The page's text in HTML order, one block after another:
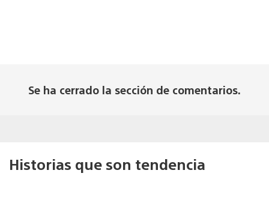
Se ha cerrado la sección de comentarios.
Historias que son tendencia